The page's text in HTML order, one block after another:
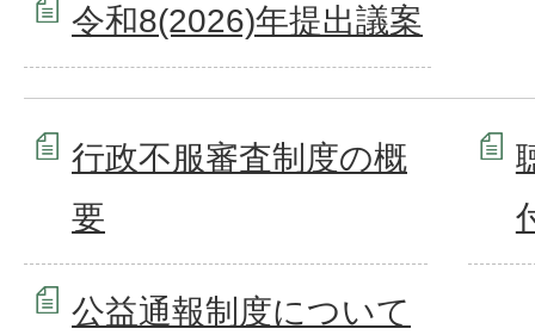
令和8(2026)年提出議案
行政不服審査制度の概
要
公益通報制度について